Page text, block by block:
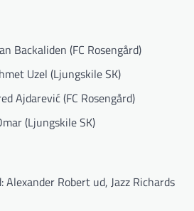
Backaliden (FC Rosengård)
Uzel (Ljungskile SK)
Ajdarević (FC Rosengård)
(Ljungskile SK)
Alexander Robert ud, Jazz Richards